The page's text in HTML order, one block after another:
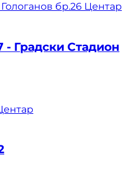
бр.26 Центар
Градски Стадион